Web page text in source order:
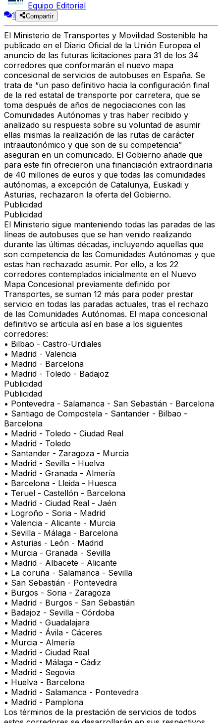
Equipo Editorial
1
Compartir
El Ministerio de Transportes y Movilidad Sostenible ha
publicado en el Diario Oficial de la Unión Europea el
anuncio de las futuras licitaciones para 31 de los 34
corredores que conformarán el nuevo mapa
concesional de servicios de autobuses en España. Se
trata de “un paso definitivo hacia la configuración final
de la red estatal de transporte por carretera, que se
toma después de años de negociaciones con las
Comunidades Autónomas y tras haber recibido y
analizado su respuesta sobre su voluntad de asumir
ellas mismas la realización de las rutas de carácter
intraautonómico y que son de su competencia”
aseguran en un comunicado. El Gobierno añade que
para este fin ofrecieron una financiación extraordinaria
de 40 millones de euros y que todas las comunidades
autónomas, a excepción de Catalunya, Euskadi y
Asturias, rechazaron la oferta del Gobierno.
Publicidad
Publicidad
El Ministerio sigue manteniendo todas las paradas de las
líneas de autobuses que se han venido realizando
durante las últimas décadas, incluyendo aquellas que
son competencia de las Comunidades Autónomas y que
estas han rechazado asumir. Por ello, a los 22
corredores contemplados inicialmente en el Nuevo
Mapa Concesional previamente definido por
Transportes, se suman 12 más para poder prestar
servicio en todas las paradas actuales, tras el rechazo
de las Comunidades Autónomas. El mapa concesional
definitivo se articula así en base a los siguientes
corredores:
• Bilbao - Castro-Urdiales
• Madrid - Valencia
• Madrid - Barcelona
• Madrid - Toledo - Badajoz
Publicidad
Publicidad
• Pontevedra - Salamanca - San Sebastián - Barcelona
• Santiago de Compostela - Santander - Bilbao -
Barcelona
• Madrid - Toledo - Ciudad Real
• Madrid - Toledo
• Santander - Zaragoza - Murcia
• Madrid - Sevilla - Huelva
• Madrid - Granada - Almería
• Barcelona - Lleida - Huesca
• Teruel - Castellón - Barcelona
• Madrid - Ciudad Real - Jaén
• Logroño - Soria - Madrid
• Valencia - Alicante - Murcia
• Sevilla - Málaga - Barcelona
• Asturias - León - Madrid
• Murcia - Granada - Sevilla
• Madrid - Albacete - Alicante
• La coruña - Salamanca - Sevilla
• San Sebastián - Pontevedra
• Burgos - Soria - Zaragoza
• Madrid - Burgos - San Sebastián
• Badajoz - Sevilla - Córdoba
• Madrid - Guadalajara
• Madrid - Ávila - Cáceres
• Murcia - Almería
• Madrid - Ciudad Real
• Madrid - Málaga - Cádiz
• Madrid - Segovia
• Huelva - Barcelona
• Madrid - Salamanca - Pontevedra
• Madrid - Pamplona
Los términos de la prestación de servicios de todos